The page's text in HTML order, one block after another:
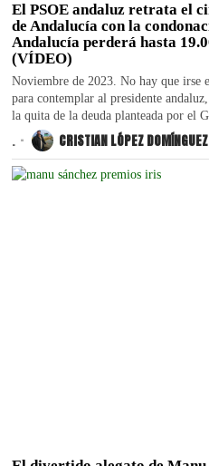
El PSOE andaluz retrata el
de Andalucía con la
Andalucía perderá hasta
(VÍDEO)
Noviembre de 2023. No hay que irse
para contemplar al presidente
la quita de la deuda planteada por el
. CRISTIAN LÓPEZ DOMÍNGUEZ